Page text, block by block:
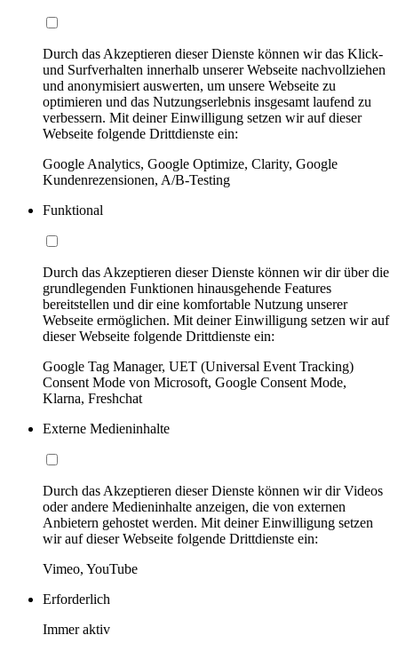
Durch das Akzeptieren dieser Dienste können wir das Klick-
und Surfverhalten innerhalb unserer Webseite nachvollziehen
und anonymisiert auswerten, um unsere Webseite zu
optimieren und das Nutzungserlebnis insgesamt laufend zu
verbessern. Mit deiner Einwilligung setzen wir auf dieser
Webseite folgende Drittdienste ein:
Google Analytics, Google Optimize, Clarity, Google
Kundenrezensionen, A/B-Testing
Funktional
Durch das Akzeptieren dieser Dienste können wir dir über die
grundlegenden Funktionen hinausgehende Features
bereitstellen und dir eine komfortable Nutzung unserer
Webseite ermöglichen. Mit deiner Einwilligung setzen wir auf
dieser Webseite folgende Drittdienste ein:
Google Tag Manager, UET (Universal Event Tracking)
Consent Mode von Microsoft, Google Consent Mode,
Klarna, Freshchat
Externe Medieninhalte
Durch das Akzeptieren dieser Dienste können wir dir Videos
oder andere Medieninhalte anzeigen, die von externen
Anbietern gehostet werden. Mit deiner Einwilligung setzen
wir auf dieser Webseite folgende Drittdienste ein:
Vimeo, YouTube
Erforderlich
Immer aktiv